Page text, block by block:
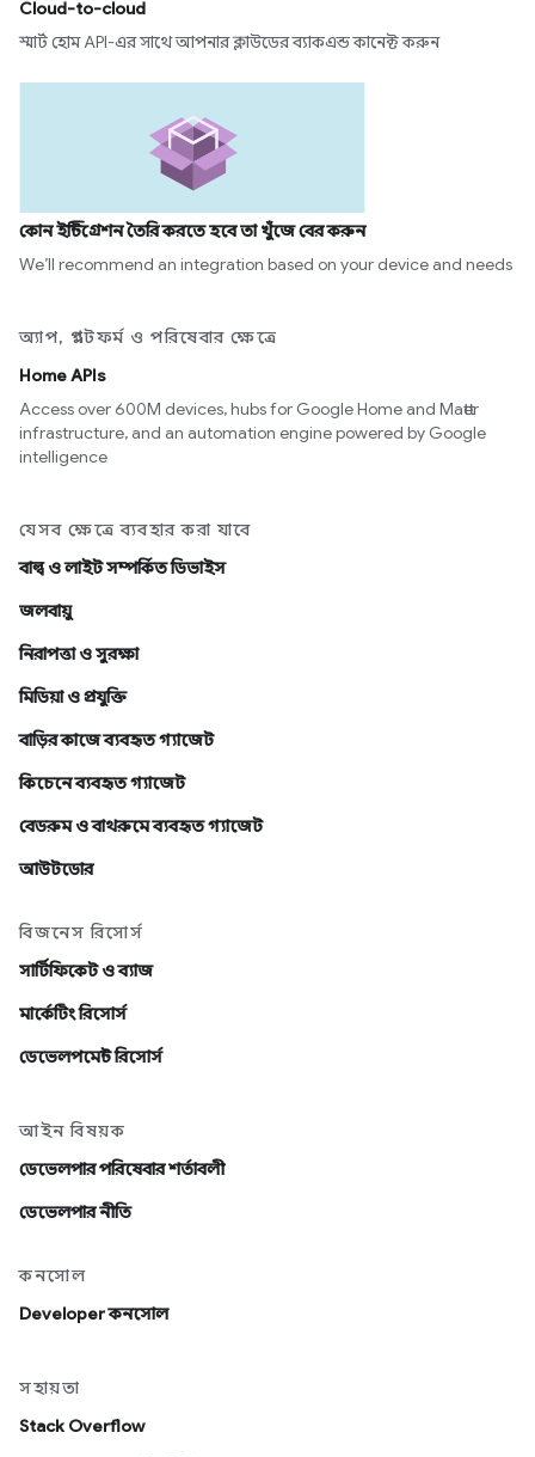
Cloud-to-cloud
স্মার্ট হোম API-এর সাথে আপনার ক্লাউডের ব্যাকএন্ড কানেক্ট করুন
কোন ইন্টিগ্রেশন তৈরি করতে হবে তা খুঁজে বের করুন
We’ll recommend an integration based on your device and needs
অ্যাপ, প্ল্যাটফর্ম ও পরিষেবার ক্ষেত্রে
Home APIs
Access over 600M devices, hubs for Google Home and Matter
infrastructure, and an automation engine powered by Google
intelligence
যেসব ক্ষেত্রে ব্যবহার করা যাবে
বাল্ব ও লাইট সম্পর্কিত ডিভাইস
জলবায়ু
নিরাপত্তা ও সুরক্ষা
মিডিয়া ও প্রযুক্তি
বাড়ির কাজে ব্যবহৃত গ্যাজেট
কিচেনে ব্যবহৃত গ্যাজেট
বেডরুম ও বাথরুমে ব্যবহৃত গ্যাজেট
আউটডোর
বিজনেস রিসোর্স
সার্টিফিকেট ও ব্যাজ
মার্কেটিং রিসোর্স
ডেভেলপমেন্ট রিসোর্স
আইন বিষয়ক
ডেভেলপার পরিষেবার শর্তাবলী
ডেভেলপার নীতি
কনসোল
Developer কনসোল
সহায়তা
Stack Overflow